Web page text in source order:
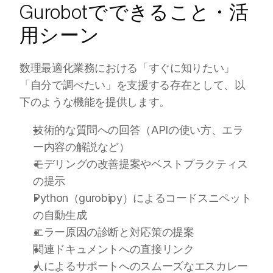
Gurobotでできること・活
用シーン
数理最適化業務における「すぐに知りたい」
「自分で調べたい」を支援する存在として、以
下のような機能を提供します。
技術的な質問への回答（APIの使い方、エラ
ー内容の解説など）
モデリングの改善提案やベストプラクティス
の提示
Python（gurobipy）によるコードスニペット
の自動生成
エラー原因の診断と対応策の提案
関連ドキュメントへの直接リンク
人によるサポートへのスムーズなエスカレー